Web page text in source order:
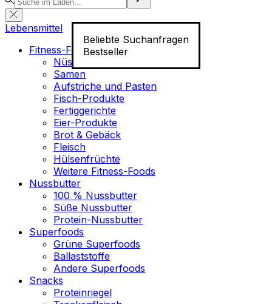
Beliebte Suchanfragen
Bestseller
Lebensmittel
Fitness-Food
Nüsse
Samen
Aufstriche und Pasten
Fisch-Produkte
Fertiggerichte
Eier-Produkte
Brot & Gebäck
Fleisch
Hülsenfrüchte
Weitere Fitness-Foods
Nussbutter
100 % Nussbutter
Süße Nussbutter
Protein-Nussbutter
Superfoods
Grüne Superfoods
Ballaststoffe
Andere Superfoods
Snacks
Proteinriegel